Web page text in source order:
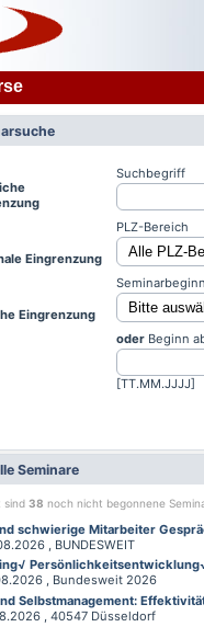
Suchbegriff
Eingrenzung
PLZ-Bereich
Eingrenzung
oder Beginn
[TT.MM.JJJJ]
Seminare
sind 38 noch nicht begonnene
schwierige Mitarbeiter
, BUNDESWEIT
, Bundesweit 2026
Selbstmanagement:
, 40547 Düsseldorf